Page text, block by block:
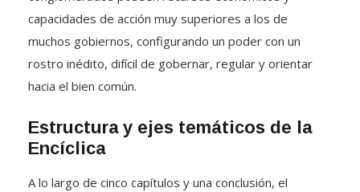
capacidades de acción muy superiores a los de
muchos gobiernos, configurando un poder con un
rostro inédito, difícil de gobernar, regular y orientar
hacia el bien común.
Estructura y ejes temáticos de la
Encíclica
A lo largo de cinco capítulos y una conclusión, el